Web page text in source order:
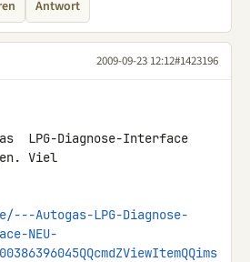
Antwort
2009-09-23 12:12#1423196
LPG-Diagnose-Interface
Viel
Autogas-LPG-Diagnose-
NEU-